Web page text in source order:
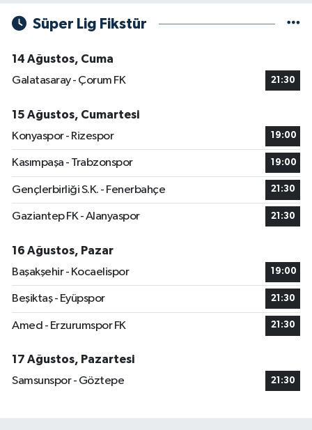
Süper Lig Fikstür
14 Ağustos, Cuma
Galatasaray - Çorum FK
21:30
15 Ağustos, Cumartesi
Konyaspor - Rizespor
19:00
Kasımpaşa - Trabzonspor 19:00
Gençlerbirliği S.K. - Fenerbahçe 21:30
Gaziantep FK - Alanyaspor 21:30
16 Ağustos, Pazar
Başakşehir - Kocaelispor
19:00
Beşiktaş - Eyüpspor 21:30
Amed - Erzurumspor FK 21:30
17 Ağustos, Pazartesi
Samsunspor - Göztepe
21:30